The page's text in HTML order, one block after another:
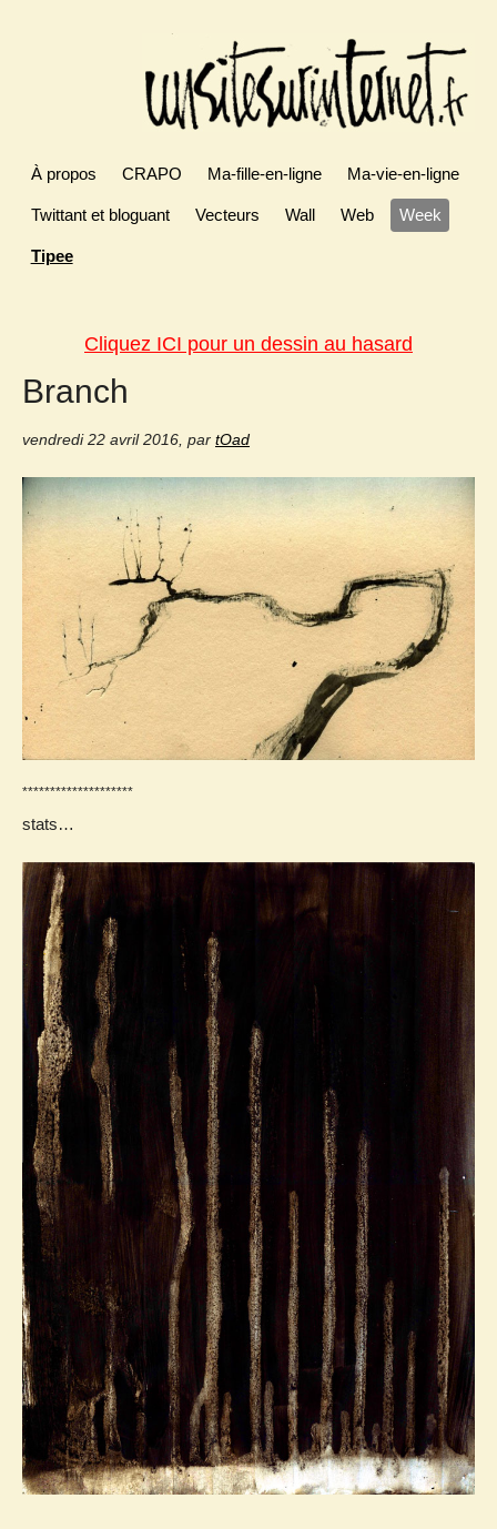
À propos CRAPO Ma-fille-en-ligne Ma-vie-en-ligne
Twittant et bloguant Vecteurs Wall Web Week
Tipee
Cliquez ICI pour un dessin au hasard
Branch
vendredi 22 avril 2016, par tOad
********************
stats…